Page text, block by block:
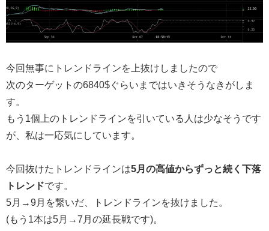
今回無事にトレンドラインを上抜けしましたので
次のターゲットの6840$ぐらいまではいきそうなきがしま
す。
もう1個上のトレンドラインを引いている人は少なそうです
が、私は一応気にしています。
今回抜けたトレンドラインは5月の高値からずっと続く下落
トレンドです。
5月→9月を繋いだ、トレンドラインを抜けました。
(もう1本は5月→7月の延長戦です)。